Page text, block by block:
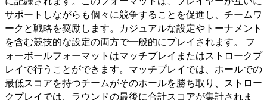
サポートしながらも個々に競争することを促進し、チームワ
ークと戦略を奨励します。カジュアルな設定やトーナメント
を含む競技的な設定の両方で一般的にプレイされます。 フ
ォーボールフォーマットはマッチプレイまたはストロークプ
レイで行うことができます。マッチプレイでは、ホールでの
最低スコアを持つチームがそのホールを勝ち取り、ストロー
クプレイでは、ラウンドの最後に合計スコアが集計されま